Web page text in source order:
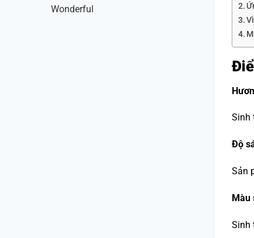
Wonderful
Sinh
Độ
Sản
Màu
Sinh